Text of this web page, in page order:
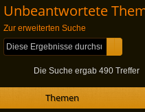
ug
riff
Unbeantwortete
Zur erweiterten Suche
Die Suche ergab 490 Treffer
Themen